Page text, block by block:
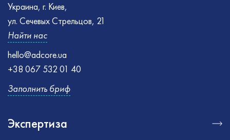
Украина, г. Киев,
ул. Сечевых Стрельцов, 21
Найти нас
hello@adcore.ua
+38 067 532 01 40
Заполнить бриф
Экспертиза